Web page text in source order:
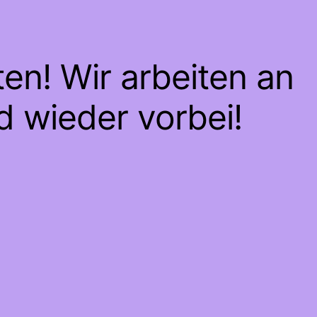
Wir arbeiten an
wieder vorbei!